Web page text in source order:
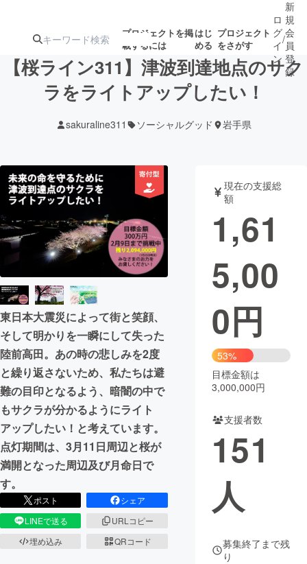
プロジェクトを掲
載するには
はじ
める
プロジェクト
をさがす
ターン
ジェクト
募集終了が近いプ
ロジェクト
されます
アート・写真 音楽
テクノロジー・ガジェット ゲーム・サ
映像・映画
ビジネス・起業
まちづくり・地域活性化
CAMPFIRE for Social Good
CAMPFIRE Creation
CAMPFIREふるさと納税machi-ya コミュニティ
ロ
グ
イ
ン
/
新
規
会
員
登
録
【桜ライン311】津波到達地点のサク
ラをライトアップしたい！
sakuraline311 ソーシャルグッド 岩手県
東日本大震災によって街と笑顔、
そして明かりを一瞬にして失った
陸前高田。あの時の悲しみを2度
と繰り返さないため、私たちは避
難の目印となるよう、暗闇の中で
もサクラが分かるようにライト
アップしたい！と考えています。
点灯期間は、3月11日周辺と桜が
満開となった周辺及び月命日で
す。
ポスト
シェア
LINEで送る
URLコピー
埋め込み
QRコード
現在の支援総
額
1,61
5,00
0円
53%
目標金額は
3,000,000円
支援者数
151
人
募集終了まで残
り